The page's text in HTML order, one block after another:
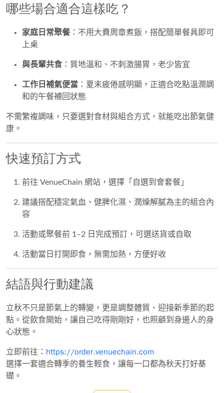
哪些場合適合這樣吃？
家庭日常聚餐：不用大費周章煮飯，搭配簡單餐具即可
上桌
與長輩共食：質地溫和、不刺激腸胃，老少皆宜
工作日補氣便當 ：夏末疲倦感明顯，正適合吃點溫潤調
和的午餐補回狀態
不需繁複調味，只要選對食材與組合方式，就能吃出節氣健
康。
快速預訂方式
前往 VenueChain 網站，選擇「自選到會套餐」
建議搭配穩定氣血、健脾化濕、潤燥解膩為主的組合內
容
活動或聚餐前 1–2 日完成預訂，可選送貨或自取
活動當日打開即食，無需加熱，方便好收
結語與行動建議
立秋不只是節氣上的轉變，更是調整體質、迎接新季節的起
點。從飲食開始，讓自己吃得剛剛好，也照顧到身邊人的身
心狀態。
立即前往： https://order.venuechain.com
選擇一套適合轉季的養生輕食，讓每一口都為秋天打好基
礎。